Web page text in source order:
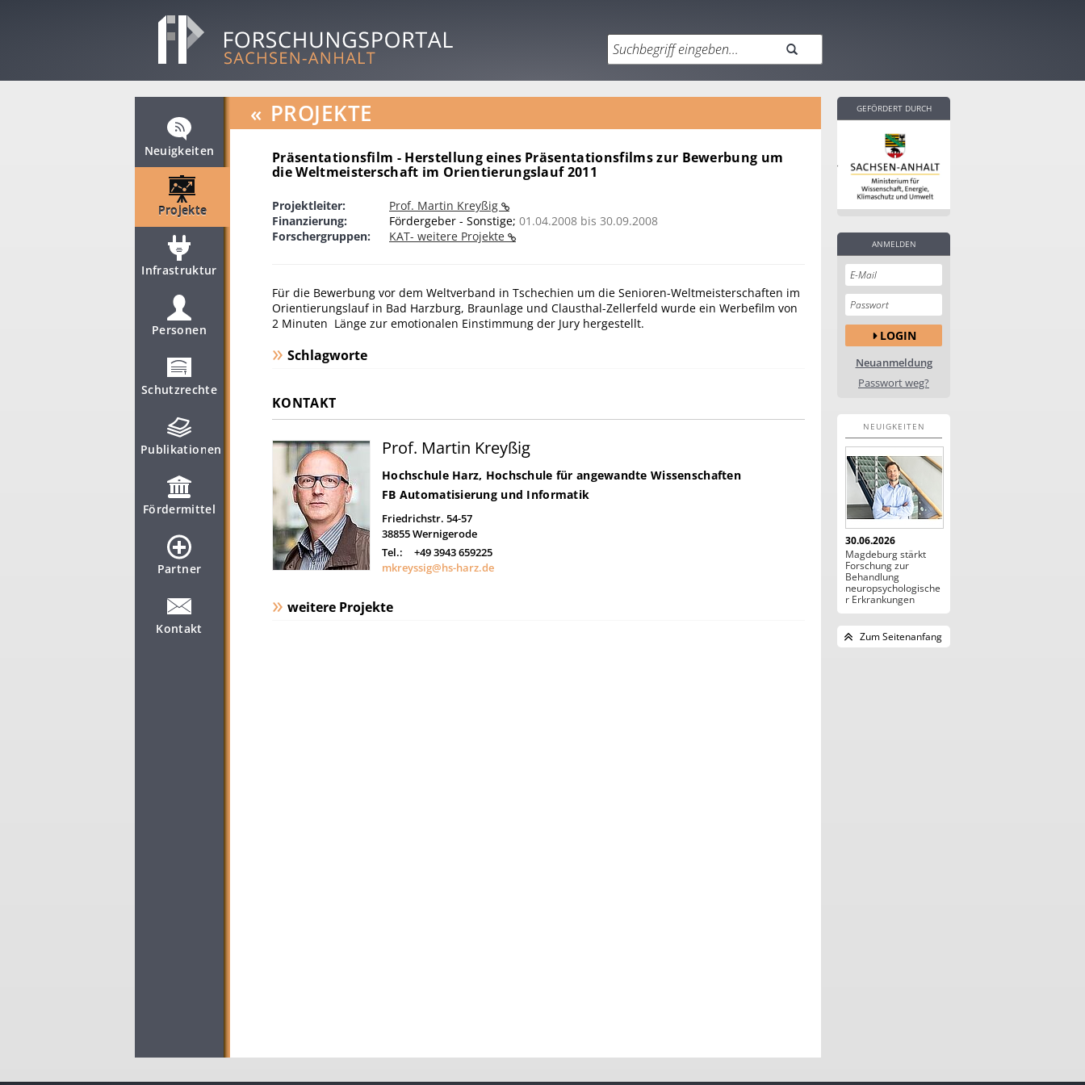
Neuigkeiten
Projekte
Infrastruktur
Personen
Schutzrechte
Publikationen
Fördermittel
Partner
Kontakt
« PROJEKTE
Präsentationsfilm - Herstellung eines Präsentationsfilms zur Bewerbung um
die Weltmeisterschaft im Orientierungslauf 2011
Projektleiter:
Prof. Martin Kreyßig
Finanzierung:
Fördergeber - Sonstige; 01.04.2008 bis 30.09.2008
Forschergruppen:
KAT- weitere Projekte
Für die Bewerbung vor dem Weltverband in Tschechien um die Senioren-Weltmeisterschaften im
Orientierungslauf in Bad Harzburg, Braunlage und Clausthal-Zellerfeld wurde ein Werbefilm von
2 Minuten Länge zur emotionalen Einstimmung der Jury hergestellt.
Schlagworte
KONTAKT
Prof. Martin Kreyßig
Hochschule Harz, Hochschule für angewandte Wissenschaften
FB Automatisierung und Informatik
Friedrichstr. 54-57
38855Wernigerode
Tel.:
+49 3943 659225
mkreyssig@hs-harz.de
weitere Projekte
GEFÖRDERT DURCH
ANMELDEN
LOGIN
Neuanmeldung
Passwort weg?
NEUIGKEITEN
30.06.2026
Magdeburg stärkt
Forschung zur
Behandlung
neuropsychologische
r Erkrankungen
Zum Seitenanfang